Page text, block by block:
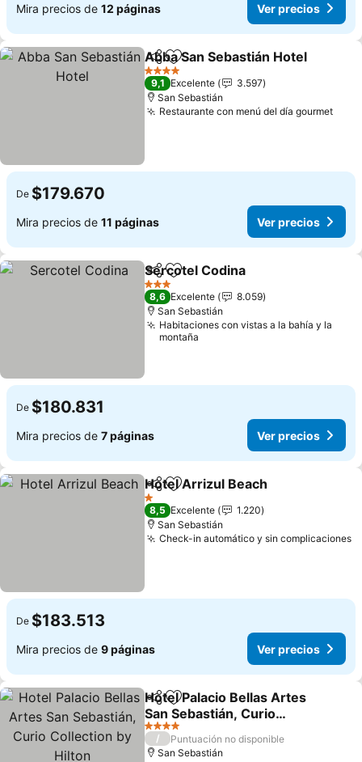
Mira precios de 12 páginas Ver precios
CompartirAgregar a favoritos
Abba San Sebastián Hotel
4 Estrellas
9,1 Excelente
3.597
San Sebastián
Restaurante con menú del día gourmetVer
De $179.670
Mira precios de 11 páginas Ver precios
CompartirAgregar a favoritos
Sercotel Codina
3 Estrellas
8,6 Excelente
8.059
San Sebastián
Habitaciones con vistas a la bahía y la
montaña
De $180.831
Mira precios de 7 páginas Ver precios
CompartirAgregar a favoritos
Hotel Arrizul Beach
1 Estrellas
8,5 Excelente
1.220
San Sebastián
Check-in automático y sin complicaciones
De $183.513
Mira precios de 9 páginas Ver precios
CompartirAgregar a favoritos
Hotel Palacio Bellas Artes
San Sebastián, Curio
Collection by Hilton
Ver precios
4 Estrellas
/
Puntuación no disponible
San Sebastián